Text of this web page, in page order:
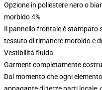
Opzione in poliestere nero o
morbido 4%
Il pannello frontale è stampato
tessuto di rimanere morbido e
Vestibilità fluida
Garment completamente
Dal momento che ogni
appagante di terze parti locale,